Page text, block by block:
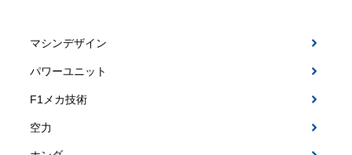
マシンデザイン
パワーユニット
F1メカ技術
空力